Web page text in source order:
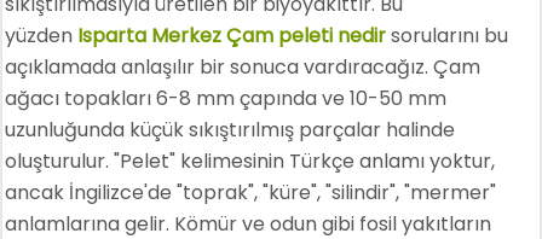
yüzden Isparta Merkez Çam peleti nedirsorularını bu
açıklamada anlaşılır bir sonuca vardıracağız. Çam
ağacı topakları 6-8 mm çapında ve 10-50 mm
uzunluğunda küçük sıkıştırılmış parçalar halinde
oluşturulur. "Pelet" kelimesinin Türkçe anlamı yoktur,
ancak İngilizce'de "toprak", "küre", "silindir", "mermer"
anlamlarına gelir. Kömür ve odun gibi fosil yakıtların